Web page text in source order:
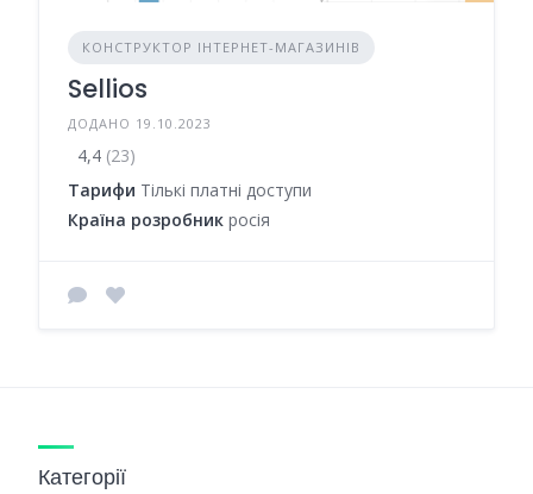
КОНСТРУКТОР ІНТЕРНЕТ-МАГАЗИНІВ
Sellios
ДОДАНО 19.10.2023
4,4 (23)
Тарифи Тількі платні доступи
Країна розробник росія
Категорії